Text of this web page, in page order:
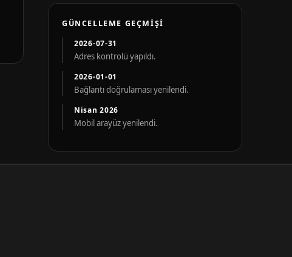
GÜNCELLEME GEÇMIŞI
2026-07-31
Adres kontrolü yapıldı.
2026-01-01
Bağlantı doğrulaması yenilendi.
Nisan 2026
Mobil arayüz yenilendi.